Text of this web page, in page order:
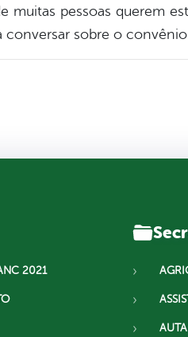
muitas pessoas querem
conversar sobre o
2021